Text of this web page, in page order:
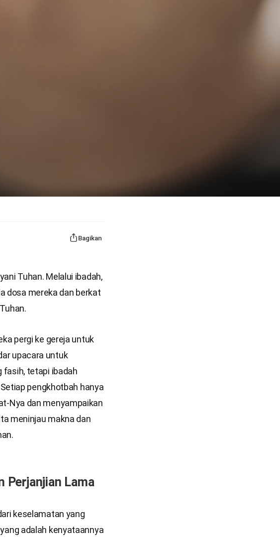
Bagikan
Tuhan. Melalui ibadah,
dosa mereka dan berkat
pergi ke gereja untuk
upacara untuk
fasih, tetapi ibadah
pengkhotbah hanya
Nya dan menyampaikan
meninjau makna dan
Perjanjian Lama
keselamatan yang
adalah kenyataannya